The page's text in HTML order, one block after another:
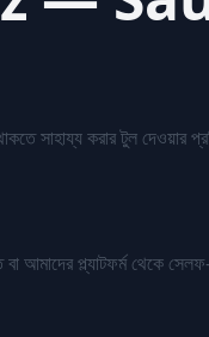
সাহায্য করার টুল দেওয়ার
আমাদের প্ল্যাটফর্ম থেকে